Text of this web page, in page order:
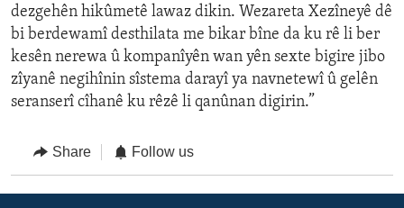
dezgehên hikûmetê lawaz dikin. Wezareta Xezîneyê dê
bi berdewamî desthilata me bikar bîne da ku rê li ber
kesên nerewa û kompanîyên wan yên sexte bigire jibo
zîyanê negihînin sîstema darayî ya navnetewî û gelên
seranserî cîhanê ku rêzê li qanûnan digirin.”
Share Follow us